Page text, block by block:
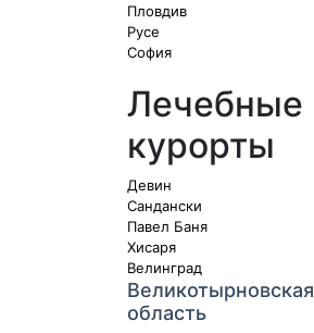
Пловдив
Русе
София
Лечебные
курорты
Девин
Сандански
Павел Баня
Хисаря
Велинград
Великотырновская
область